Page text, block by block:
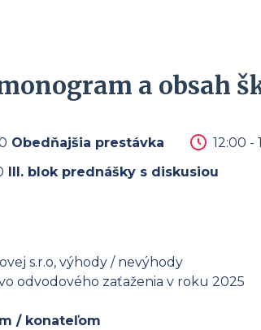
a obsah
Obedňajšia prestávka 12:00 -
III. blok prednášky s diskusiou
s.r.o, výhody / nevýhody
odvodového zaťaženia v roku 2025
/ konateľom